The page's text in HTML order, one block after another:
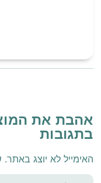
אהבת את
בתגובות
האימייל לא יוצג באתר.